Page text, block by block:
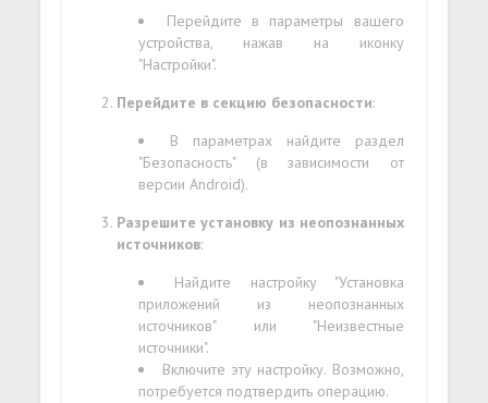
Перейдите в параметры вашего
устройства, нажав на иконку
"Настройки".
Перейдите в секцию безопасности:
В параметрах найдите раздел
"Безопасность" (в зависимости от
версии Android).
Разрешите установку из неопознанных
источников:
Найдите настройку "Установка
приложений из неопознанных
источников" или "Неизвестные
источники".
Включите эту настройку. Возможно,
потребуется подтвердить операцию.